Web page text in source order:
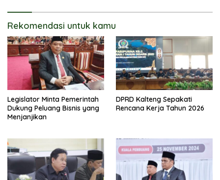
Rekomendasi untuk kamu
Legislator Minta Pemerintah
Dukung Peluang Bisnis yang
Menjanjikan
DPRD Kalteng Sepakati
Rencana Kerja Tahun 2026